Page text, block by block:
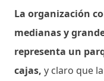
La organización
medianas y
representa un
cajas, y claro que